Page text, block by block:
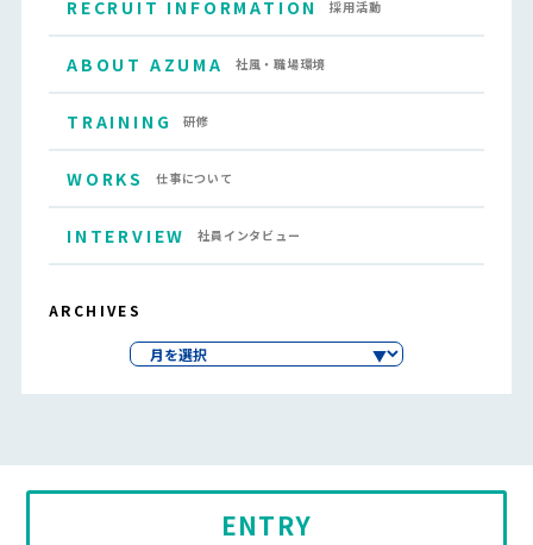
RECRUIT INFORMATION 採用活動
ABOUT AZUMA 社風・職場環境
TRAINING 研修
WORKS 仕事について
INTERVIEW 社員インタビュー
ARCHIVES
ENTRY